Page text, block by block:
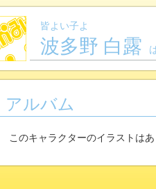
皆よい子よ
波多野 白露
アルバム
このキャラクターのイラストはあ